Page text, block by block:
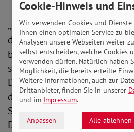
„Als ich das erste Mal
dachte ich an einen Fehler.
bei der Kreisverwaltung
sagten nur, das ist gesetzlich
Deshalb wendet sich Grete
den SoVD in Eutin. Die
Schleswig-Holstein ist das
Deutschland, in dem das
Cookie-Hinweis und
Wir verwenden Cookies und
Ihnen einen optimalen Service zu
Analysen unsere Webseiten weiter
selbst entscheiden, welche Cookies
verwenden dürfen. Natürlich haben
Möglichkeit, die bereits erteilte
Weitere Informationen, auch zur
Drittanbieter, finden Sie in unserer
und im Impressum.
Anpassen Alle ablehnen